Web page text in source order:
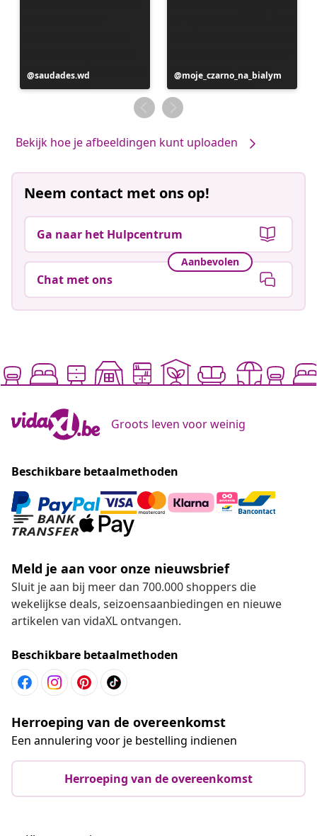
Bericht
gepubliceerd
saudades.wd
Bericht
gepubliceerd
door
moje_czarno_na_bialym
Bekijk hoe je afbeeldingen kunt uploaden
Neem contact met ons op!
Ga naar het Hulpcentrum
Aanbevolen
Chat met ons
Groots leven voor weinig
Beschikbare betaalmethoden
Meld je aan voor onze nieuwsbrief
Sluit je aan bij meer dan 700.000 shoppers die
wekelijkse deals, seizoensaanbiedingen en nieuwe
artikelen van vidaXL ontvangen.
Beschikbare betaalmethoden
Herroeping van de overeenkomst
Een annulering voor je bestelling indienen
Herroeping van de overeenkomst